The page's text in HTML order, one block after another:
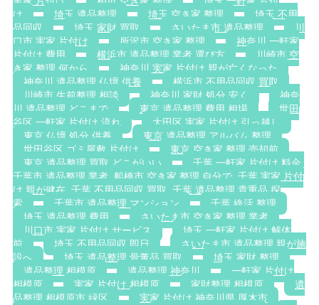
け
埼玉 遺品整理 埼玉 空き家 整理
埼玉 不用
品回収
埼玉 家財 買取 さいたま市 遺品整理
川
口市 実家 片付け
所沢市 空き家 整理
神奈川 一軒家
片付け 費用
横浜市 遺品整理 業者 選び方
川崎市 空
き家 整理 何から
神奈川 実家 片付け 親が亡くなった
神奈川 遺品整理 仏壇 供養
横浜市 不用品回収 買取
川崎市 生前整理 相談
神奈川 家財 処分 安く
神奈
川 遺品整理 どこまで
東京 遺品整理 費用 相場
世田
谷区 一軒家 片付け 流れ
大田区 実家 片付け 引っ越し
東京 仏壇 処分 供養
東京 遺品整理 アルバム 整理
世田谷区 ゴミ屋敷 片付け
東京 空き家 整理 売却前
東京 遺品整理 買取 どこがいい
千葉 一軒家 片付け 料金.
千葉市 遺品整理 業者. 船橋市 空き家 整理 自分で. 千葉 実家 片付
け 親が健在. 千葉 不用品回収 買取. 千葉 遺品整理 貴重品 探
索
千葉市 遺品整理 マンション
千葉 終活 整理
埼玉 遺品整理 費用
さいたま市 空き家 整理 業者
川口市 実家 片付け サービス
埼玉 一軒家 片付け 解体
前
埼玉 不用品回収 即日
さいたま市 遺品整理 親が施
設へ
埼玉 遺品整理 骨董品 買取
埼玉 家財 整理
遺品整理 相模原
遺品整理 神奈川
一軒家 片付け
相模原
実家 片付け 相模原 家財整理 相模原
遺
品整理 相模原市 緑区
実家 片付け 神奈川県 厚木市